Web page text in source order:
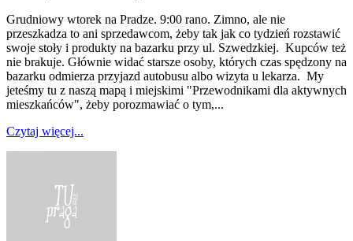
Grudniowy wtorek na Pradze. 9:00 rano. Zimno, ale nie
przeszkadza to ani sprzedawcom, żeby tak jak co tydzień rozstawić
swoje stoły i produkty na bazarku przy ul. Szwedzkiej. Kupców też
nie brakuje. Głównie widać starsze osoby, których czas spędzony na
bazarku odmierza przyjazd autobusu albo wizyta u lekarza. My
jeteśmy tu z naszą mapą i miejskimi "Przewodnikami dla aktywnych
mieszkańców", żeby porozmawiać o tym,...
Czytaj więcej...